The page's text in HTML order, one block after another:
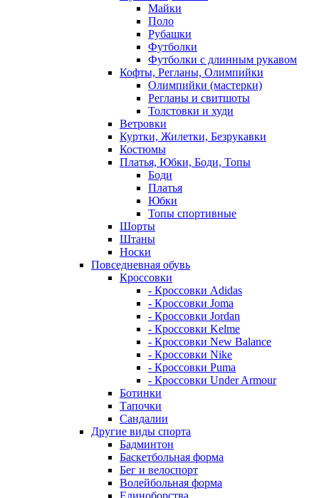
Майки
Поло
Рубашки
Футболки
Футболки с длинным рукавом
Кофты, Регланы, Олимпийки
Олимпийки (мастерки)
Регланы и свитшоты
Толстовки и худи
Ветровки
Куртки, Жилетки, Безрукавки
Костюмы
Платья, Юбки, Боди, Топы
Боди
Платья
Юбки
Топы спортивные
Шорты
Штаны
Носки
Повседневная обувь
Кроссовки
- Кроссовки Adidas
- Кроссовки Joma
- Кроссовки Jordan
- Кроссовки Kelme
- Кроссовки New Balance
- Кроссовки Nike
- Кроссовки Puma
- Кроссовки Under Armour
Ботинки
Тапочки
Сандалии
Другие виды спорта
Бадминтон
Баскетбольная форма
Бег и велоспорт
Волейбольная форма
Единоборства